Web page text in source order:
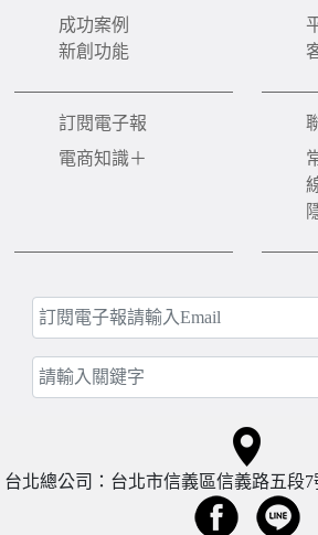
成功案例
新創功能
訂閱電子報
電商知識＋
台北總公司：台北市信義區信義路五段7